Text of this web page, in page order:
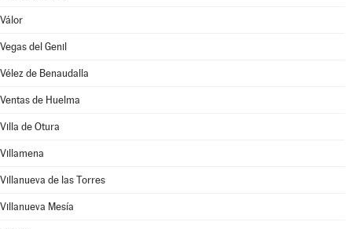
Válor
Vegas del Genil
Vélez de Benaudalla
Ventas de Huelma
Villa de Otura
Villamena
Villanueva de las Torres
Villanueva Mesía